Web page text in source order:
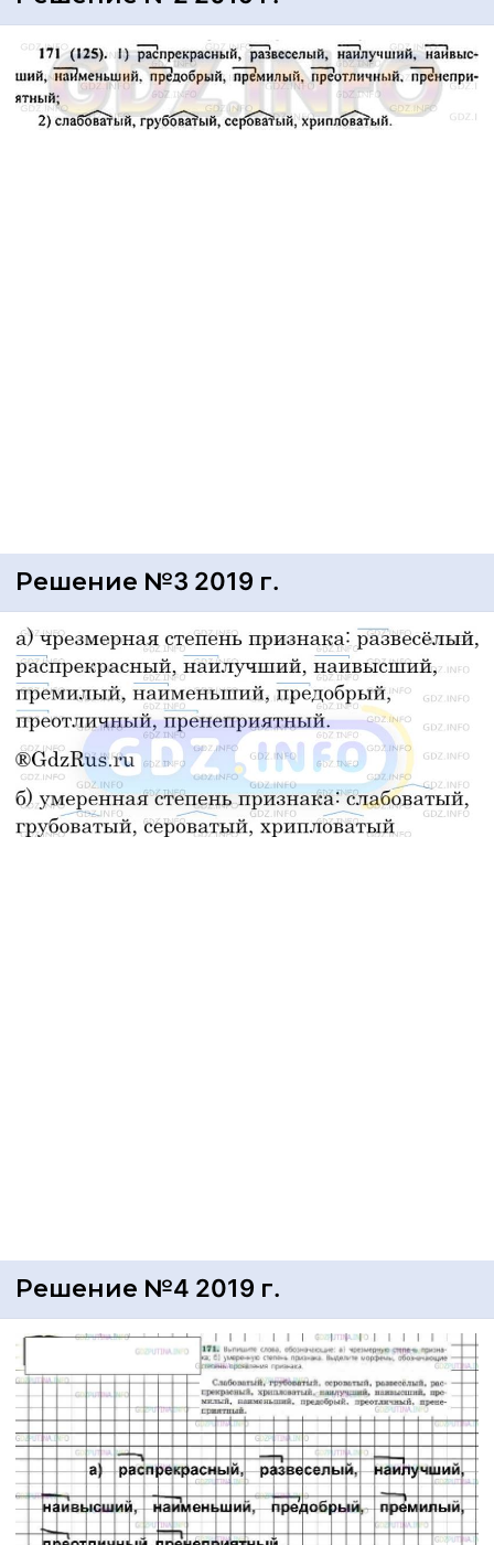
Решение №3 2019 г.
Решение №4 2019 г.